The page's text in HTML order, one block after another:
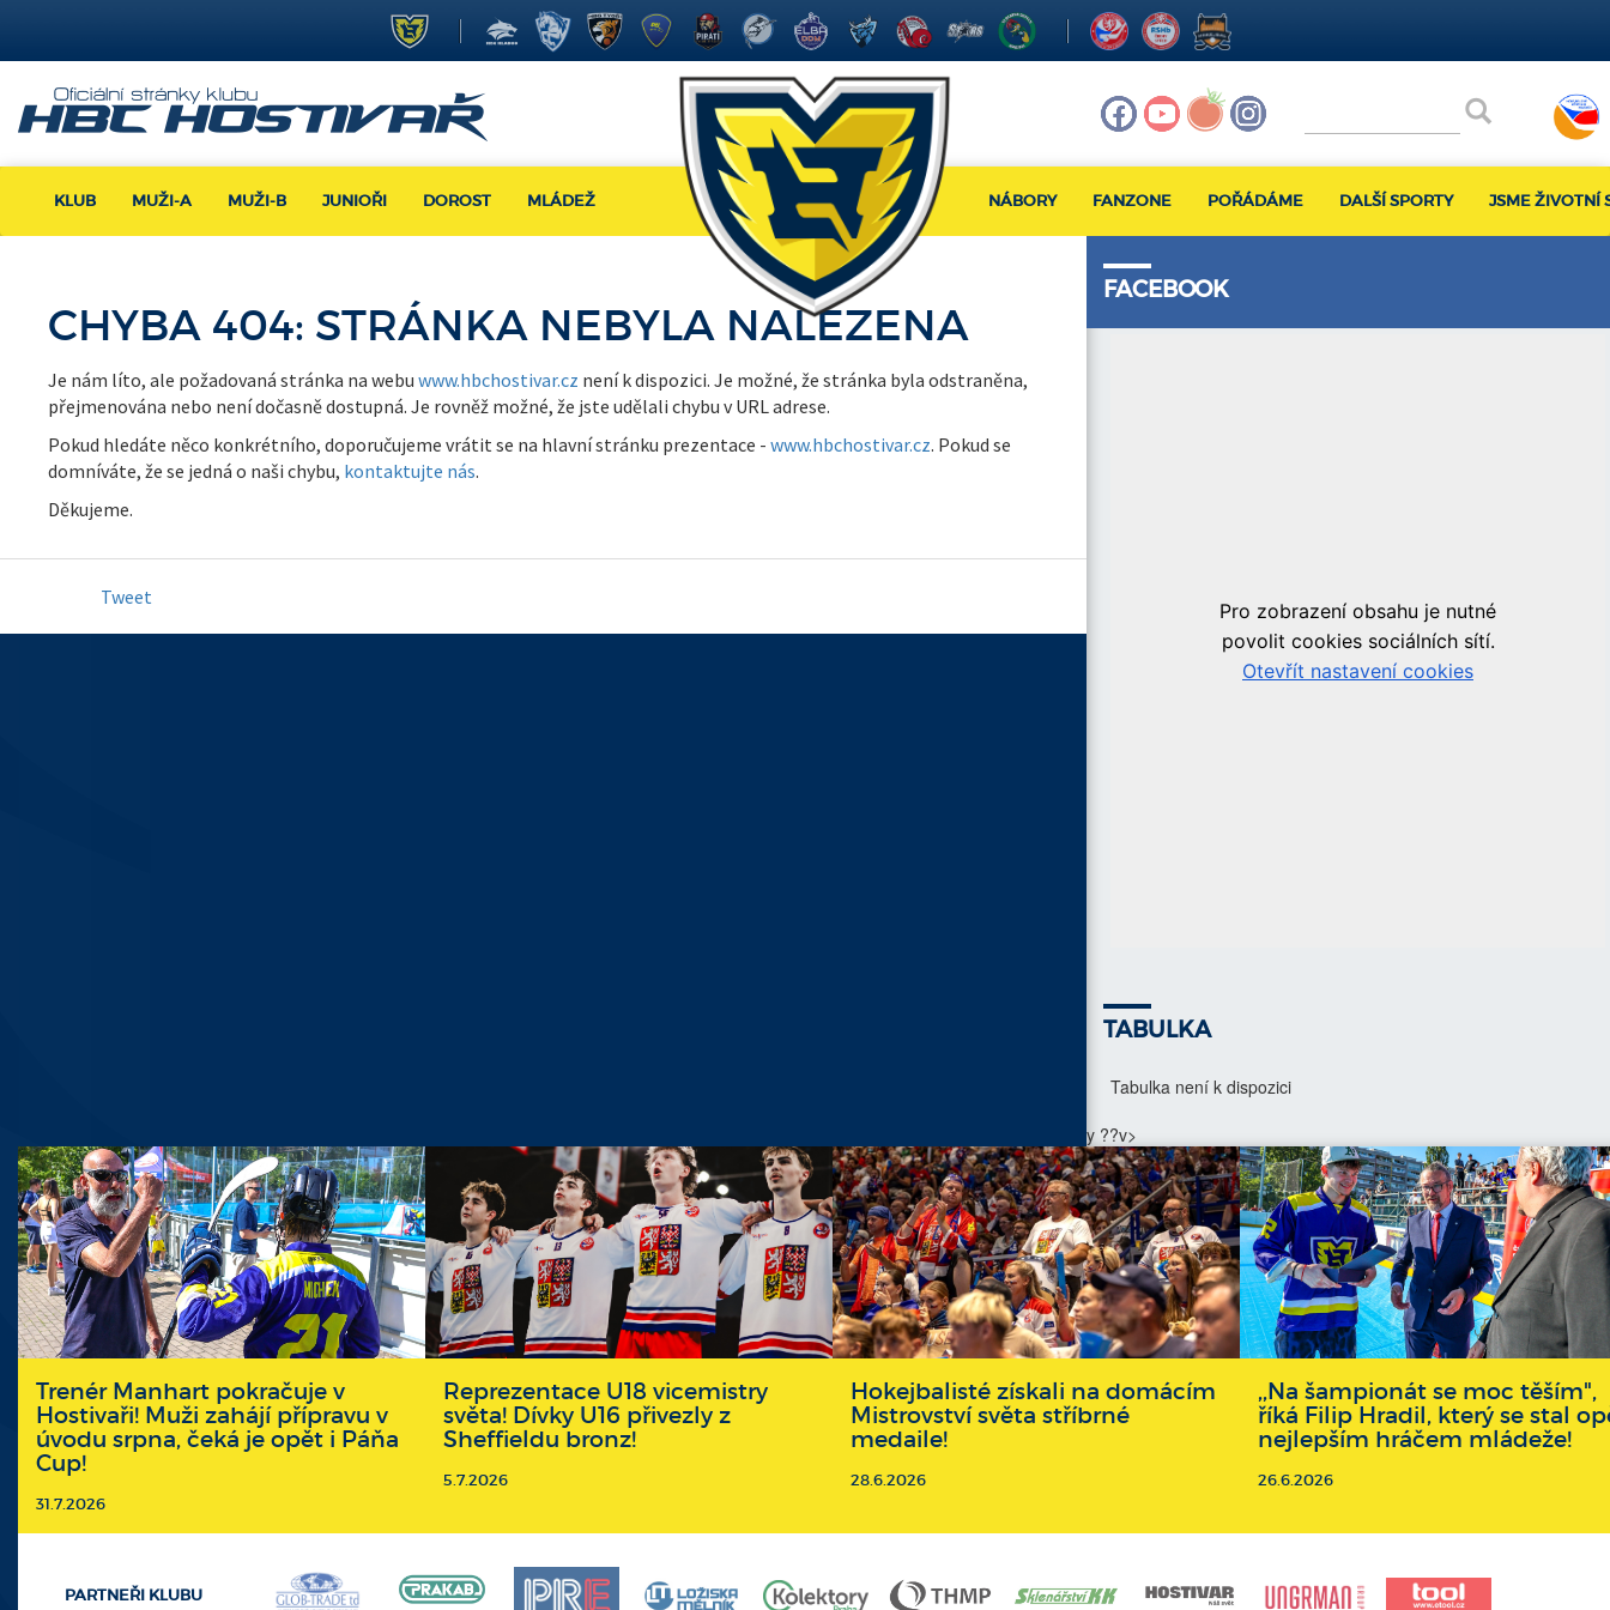
KLUB MUŽI-A MUŽI-B JUNIOŘI DOROST MLÁDEŽ NÁBORY FANZONE POŘÁDÁME DALŠÍ SPORTY JSME ŽIVOTNÍ
CHYBA 404: STRÁNKA NEBYLA NALEZENA
Je nám líto, ale požadovaná stránka na webu www.hbchostivar.cz není k dispozici. Je možné, že stránka byla odstraněna,
přejmenována nebo není dočasně dostupná. Je rovněž možné, že jste udělali chybu v URL adrese.
Pokud hledáte něco konkrétního, doporučujeme vrátit se na hlavní stránku prezentace - www.hbchostivar.cz. Pokud se
domníváte, že se jedná o naši chybu, kontaktujte nás.
Děkujeme.
Tweet
FACEBOOK
TABULKA
Tabulka není k dispozici
y ??v>
Trenér Manhart pokračuje v
Hostivaři! Muži zahájí přípravu v
úvodu srpna, čeká je opět i Páňa
Cup!
31.7.2026
Reprezentace U18 vicemistry
světa! Dívky U16 přivezly z
Sheffieldu bronz!
5.7.2026
Hokejbalisté získali na domácím
Mistrovství světa stříbrné
medaile!
28.6.2026
,,Na šampionát se moc těším",
říká Filip Hradil, který se stal
nejlepším hráčem mládeže!
26.6.2026
PARTNEŘI KLUBU